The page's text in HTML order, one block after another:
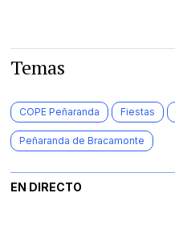
Temas
COPE Peñaranda Fiestas
Peñaranda de Bracamonte
EN DIRECTO